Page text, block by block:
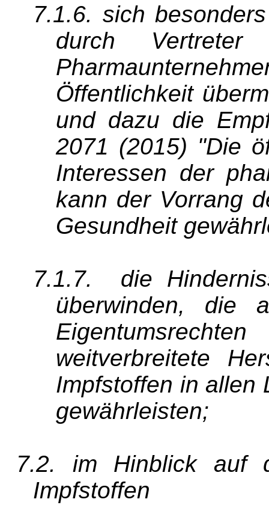
7.1.6. sich
durch Vertreter
Öffentlichkeit
und dazu die
2071 (2015) "Die
Interessen der
kann der Vorrang
Gesundheit
7.1.7. die
überwinden, die
weitverbreitete
Impfstoffen in allen
gewährleisten;
7.2. im Hinblick auf
Impfstoffen